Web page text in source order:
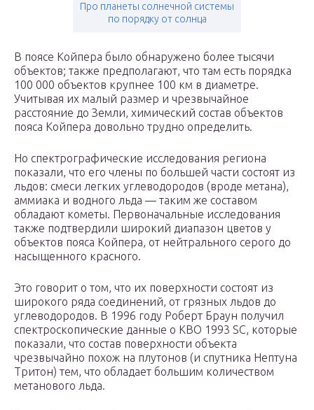
Про планеты солнечной системы
по порядку от cолнца
В поясе Койпера было обнаружено более тысячи
объектов; также предполагают, что там есть порядка
100 000 объектов крупнее 100 км в диаметре.
Учитывая их малый размер и чрезвычайное
расстояние до Земли, химический состав объектов
пояса Койпера довольно трудно определить.
Но спектрографические исследования региона
показали, что его члены по большей части состоят из
льдов: смеси легких углеводородов (вроде метана),
аммиака и водного льда — таким же составом
обладают кометы. Первоначальные исследования
также подтвердили широкий диапазон цветов у
объектов пояса Койпера, от нейтрального серого до
насыщенного красного.
Это говорит о том, что их поверхности состоят из
широкого ряда соединений, от грязных льдов до
углеводородов. В 1996 году Роберт Браун получил
спектроскопические данные о KBO 1993 SC, которые
показали, что состав поверхности объекта
чрезвычайно похож на плутонов (и спутника Нептуна
Тритон) тем, что обладает большим количеством
метанового льда.